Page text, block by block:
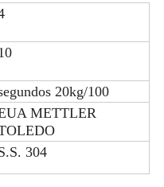
20kg/100
METTLER
304